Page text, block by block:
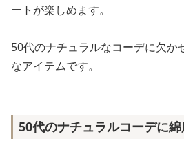
ートが楽しめます。
50代のナチュラルなコーデに欠か
なアイテムです。
50代のナチュラルコーデに